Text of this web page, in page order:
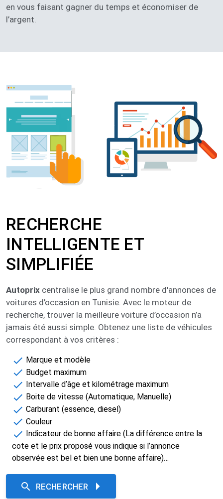
en vous faisant gagner du temps et économiser de
l’argent. ​
RECHERCHE
INTELLIGENTE ET
SIMPLIFIÉE​​​
Autoprix centralise le plus grand nombre d'annonces de
voitures d'occasion en Tunisie. Avec le moteur de
recherche, trouver la meilleure voiture d’occasion n’a
jamais été aussi simple. Obtenez une liste de véhicules
correspondant à vos critères :
Marque et modèle​
Budget maximum
Intervalle d’âge et kilométrage maximum​
Boite de vitesse (Automatique, Manuelle)​
Carburant (essence, diesel)​
Couleur​
Indicateur de bonne affaire (La différence entre la
cote et le prix proposé vous indique si l’annonce
observée est bel et bien une bonne affaire)…​
RECHERCHER